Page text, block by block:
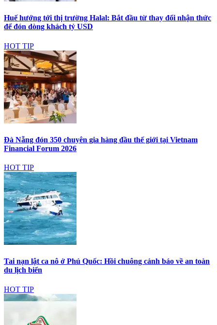
Huế hướng tới thị trường Halal: Bắt đầu từ thay đổi nhận thức
để đón dòng khách tỷ USD
HOT TIP
Đà Nẵng đón 350 chuyên gia hàng đầu thế giới tại Vietnam
Financial Forum 2026
HOT TIP
Tai nạn lật ca nô ở Phú Quốc: Hồi chuông cảnh báo về an toàn
du lịch biển
HOT TIP